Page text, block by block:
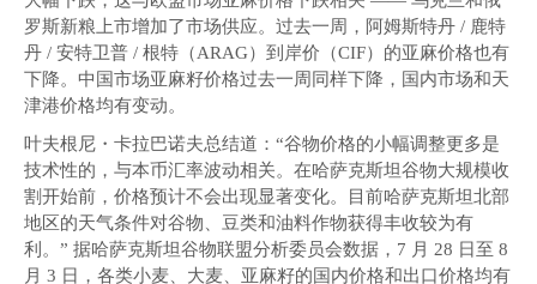
罗斯新粮上市增加了市场供应。过去一周，阿姆斯特丹 / 鹿特
丹 / 安特卫普 / 根特（ARAG）到岸价（CIF）的亚麻价格也有
下降。中国市场亚麻籽价格过去一周同样下降，国内市场和天
津港价格均有变动。
叶夫根尼・卡拉巴诺夫总结道：“谷物价格的小幅调整更多是
技术性的，与本币汇率波动相关。在哈萨克斯坦谷物大规模收
割开始前，价格预计不会出现显著变化。目前哈萨克斯坦北部
地区的天气条件对谷物、豆类和油料作物获得丰收较为有
利。” 据哈萨克斯坦谷物联盟分析委员会数据，7 月 28 日至 8
月 3 日，各类小麦、大麦、亚麻籽的国内价格和出口价格均有